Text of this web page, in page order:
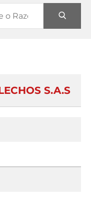
S.A.S